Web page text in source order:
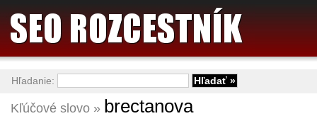
Kľúčové slovo » brectanova
Hľadanie: